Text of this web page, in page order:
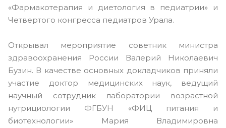
«Фармакотерапия и диетология в педиатрии» и
Четвертого конгресса педиатров Урала.
Открывал мероприятие советник министра
здравоохранения России Валерий Николаевич
Бузин. В качестве основных докладчиков приняли
участие доктор медицинских наук, ведущий
научный сотрудник лаборатории возрастной
нутрициологии ФГБУН «ФИЦ питания и
биотехнологии» Мария Владимировна